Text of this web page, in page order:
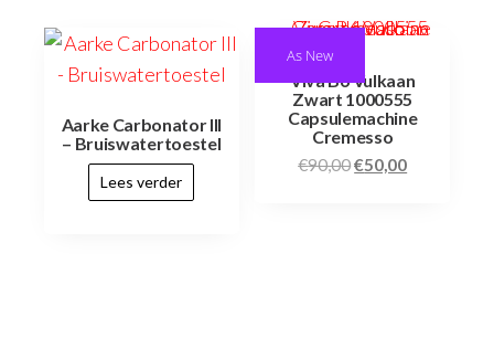
Aarke Carbonator III
– Bruiswatertoestel
Lees verder
As New
Viva B6 Vulkaan
Zwart 1000555
Capsulemachine
Cremesso
€90,00€50,00